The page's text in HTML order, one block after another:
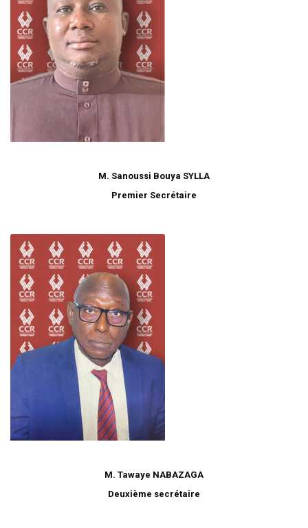
M. Sanoussi Bouya SYLLA
Premier Secrétaire
M. Tawaye NABAZAGA
Deuxième secrétaire